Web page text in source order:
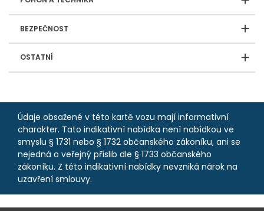
BEZPEČNOST
OSTATNÍ
Údaje obsažené v této kartě vozu mají informativní
charakter. Tato indikativní nabídka není nabídkou ve
smyslu § 1731 nebo § 1732 občanského zákoníku, ani se
nejedná o veřejný příslib dle § 1733 občanského
zákoníku. Z této indikativní nabídky nevzniká nárok na
uzavření smlouvy.